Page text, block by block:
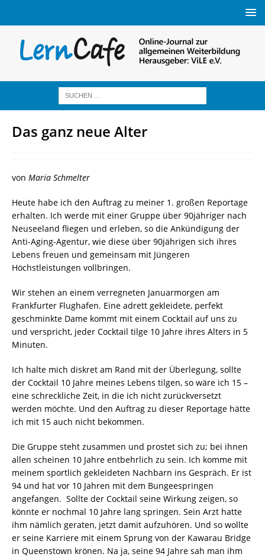
Das ganz neue Alter
von Maria Schmelter
Heute habe ich den Auftrag zu meiner 1. großen Reportage
erhalten. Ich werde mit einer Gruppe über 90jähriger nach
Neuseeland fliegen und erleben, so die Ankündigung der
Anti-Aging-Agentur, wie diese über 90jährigen sich ihres
Lebens freuen und gemeinsam mit Jüngeren
Höchstleistungen vollbringen.
Wir stehen an einem verregneten Januarmorgen am
Frankfurter Flughafen. Eine adrett gekleidete, perfekt
geschminkte Dame kommt mit einem Cocktail auf uns zu
und verspricht, jeder Cocktail tilge 10 Jahre ihres Alters in 5
Minuten.
Ich halte mich diskret am Rand mit der Überlegung, sollte
der Cocktail 10 Jahre meines Lebens tilgen, so wäre ich 15 –
eine schreckliche Zeit, in die ich nicht zurückversetzt
werden möchte. Und den Auftrag zu dieser Reportage hätte
ich mit 15 auch nicht bekommen.
Die Gruppe steht zusammen und prostet sich zu; bei ihnen
allen scheinen 10 Jahre entbehrlich zu sein. Ich komme mit
meinem sportlich gekleideten Nachbarn ins Gespräch. Er ist
94 und hat vor 10 Jahren mit dem Bungeespringen
angefangen. Sollte der Cocktail seine Wirkung zeigen, so
könnte er nochmal 10 Jahre lang springen. Sein Arzt hatte
ihm nämlich geraten, jetzt damit aufzuhören. Und so wollte
er seine Karriere mit einem Sprung von der Kawarau Bridge
in Queenstown krönen. Na ja, seine 94 Jahre sah man ihm